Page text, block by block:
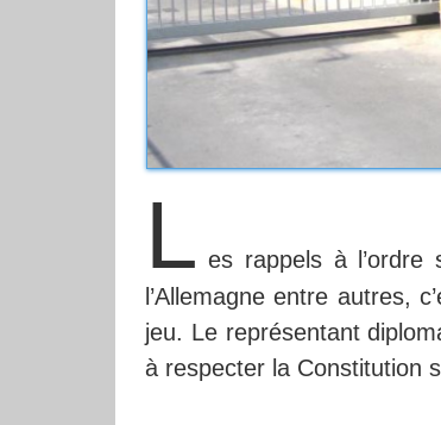
L es rappels à l’ordre
l’Allemagne entre autres,
jeu. Le représentant
à respecter la Constitution